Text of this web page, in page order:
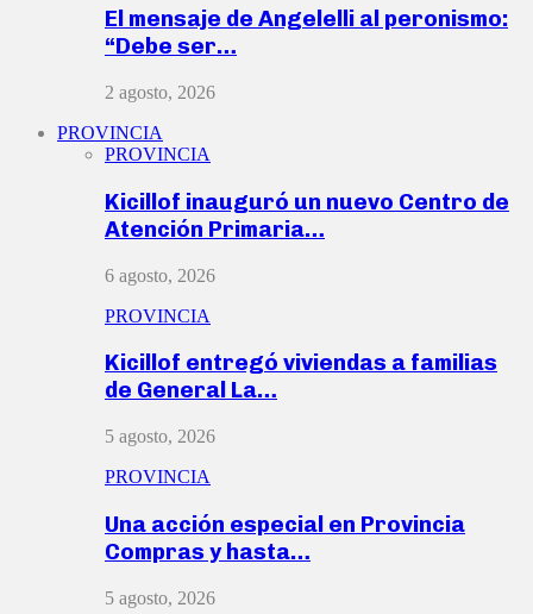
El mensaje de Angelelli al peronismo:
“Debe ser…
2 agosto, 2026
PROVINCIA
PROVINCIA
Kicillof inauguró un nuevo Centro de
Atención Primaria…
6 agosto, 2026
PROVINCIA
Kicillof entregó viviendas a familias
de General La…
5 agosto, 2026
PROVINCIA
Una acción especial en Provincia
Compras y hasta…
5 agosto, 2026